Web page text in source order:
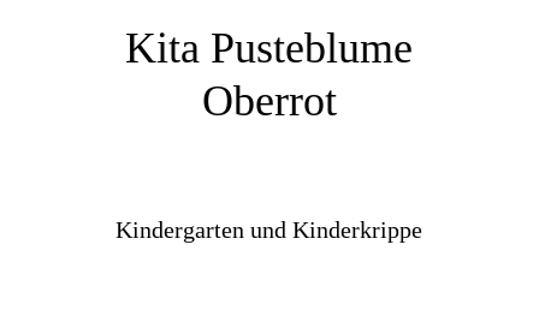
Kita Pusteblume
Oberrot
Kindergarten und Kinderkrippe